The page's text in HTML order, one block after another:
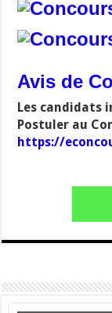
Avis de
Les candidats
Postuler au
https://